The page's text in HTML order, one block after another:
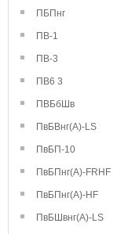
ПБПнг
ПВ-1
ПВ-3
ПВ6 3
ПВБбШв
ПвБВнг(А)-LS
ПвБП-10
ПвБПнг(А)-FRHF
ПвБПнг(А)-HF
ПвБШвнг(А)-LS